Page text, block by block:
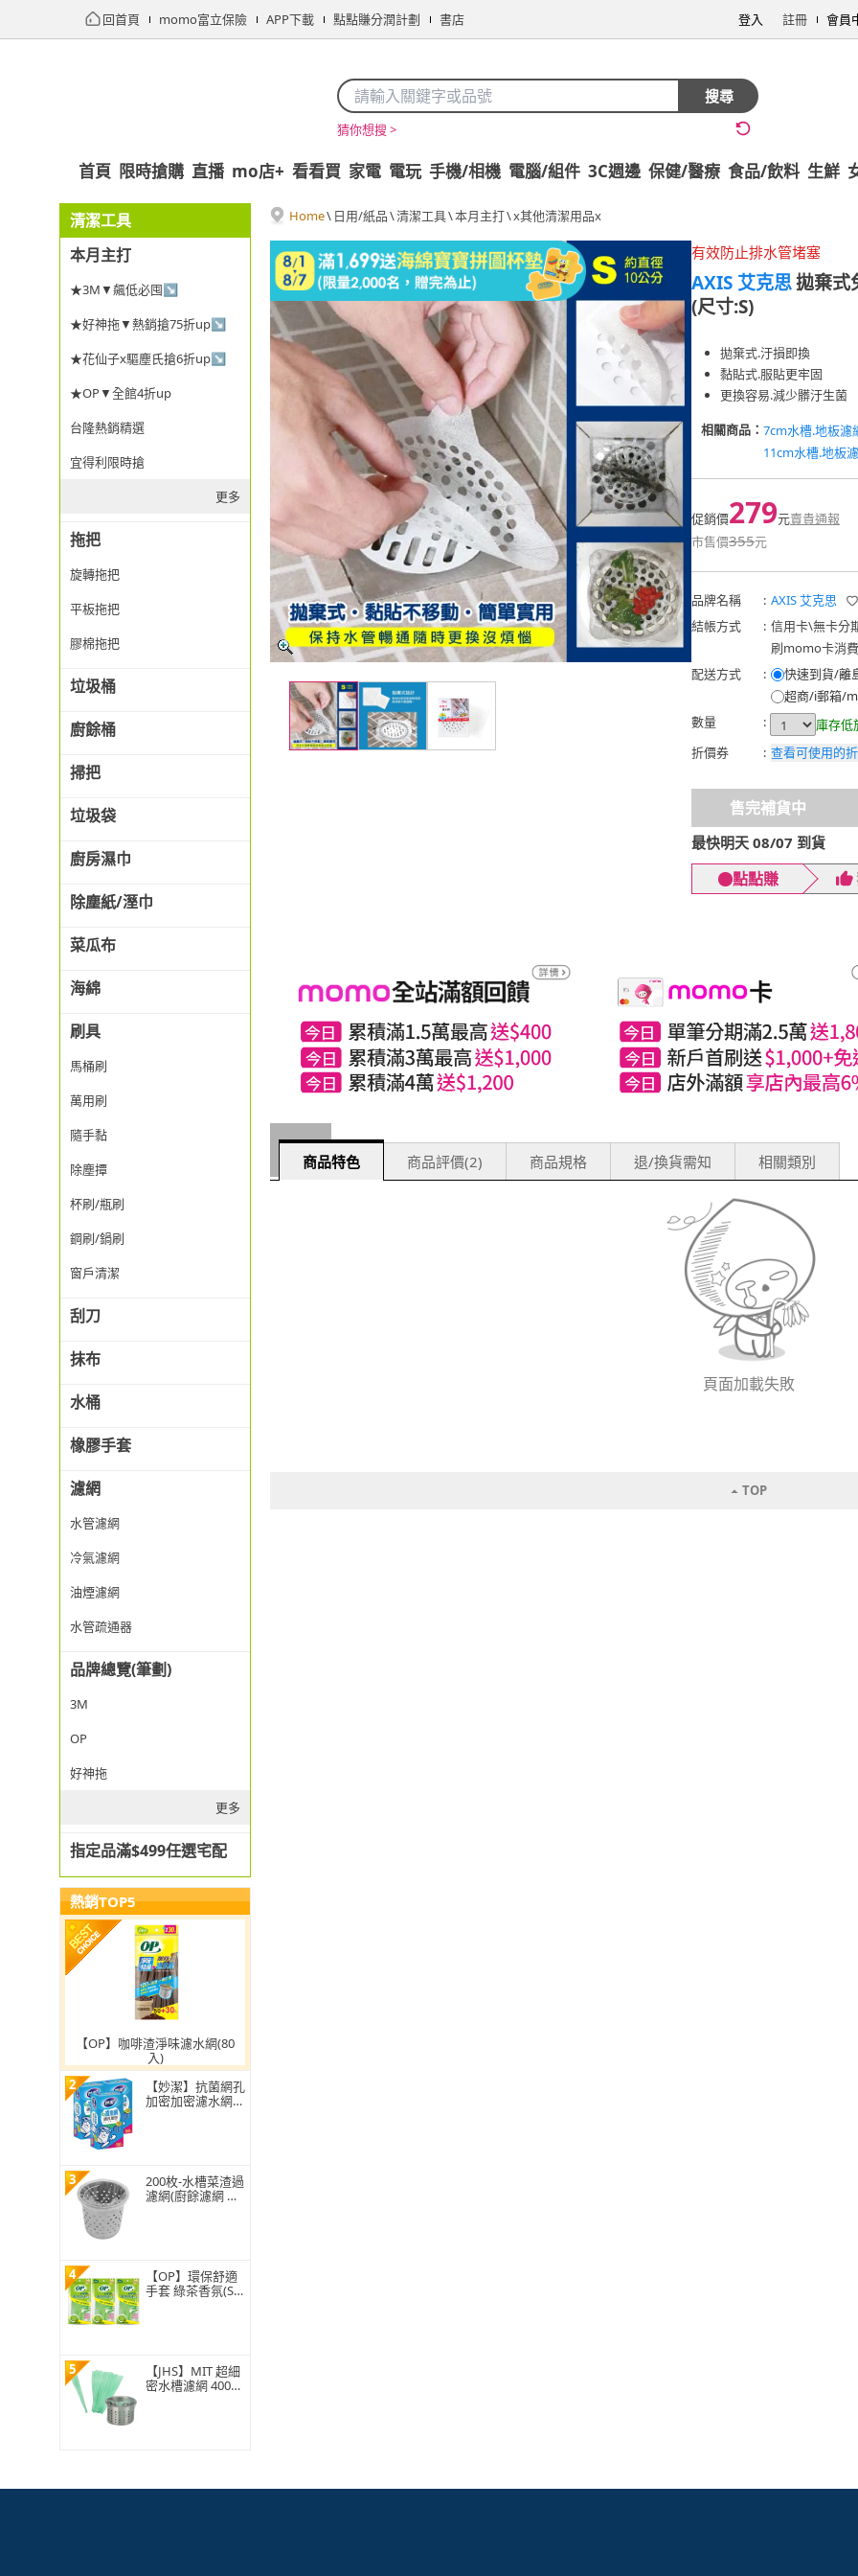
回首頁 momo富立保險 APP下載 點點賺分潤計劃 書店 登入 註冊 會員
搜尋
猜你想搜 >
首頁 限時搶購 直播 mo店+ 看看買 家電 電玩 手機/相機 電腦/組件 3C週邊 保健/醫療 食品/飲料 生鮮
清潔工具
本月主打
★3M▼飆低必囤↘
★好神拖▼熱銷搶75折up↘
★花仙子x驅塵氏搶6折up↘
★OP▼全館4折up
台隆熱銷精選
宜得利限時搶
更多
拖把
旋轉拖把
平板拖把
膠棉拖把
垃圾桶
廚餘桶
掃把
垃圾袋
廚房濕巾
除塵紙/溼巾
菜瓜布
海綿
刷具
馬桶刷
萬用刷
隨手黏
除塵撢
杯刷/瓶刷
鋼刷/鍋刷
窗戶清潔
刮刀
抹布
水桶
橡膠手套
濾網
水管濾網
冷氣濾網
油煙濾網
水管疏通器
品牌總覽(筆劃)
3M
OP
好神拖
更多
指定品滿$499任選宅配
熱銷TOP5
【OP】咖啡渣淨味濾水網(80
入)
2
【妙潔】抗菌網孔
加密加密濾水網-
3
200枚-水槽菜渣過
濾網(廚餘濾網 菜
4
【OP】環保舒適
手套 綠茶香氛(S/
5
【JHS】MIT 超細
密水槽濾網 400入
Home\ 日用/紙品\清潔工具\本月主打\x其他清潔用品x
有效防止排水管堵塞
AXIS 艾克思拋棄式
(尺寸:S)
拋棄式.汙損即換
黏貼式.服貼更牢固
更換容易.減少髒汙生菌
相關商品： 7cm水槽.地板濾
11cm水槽.地板
促銷價279元賣貴通報
市售價355元
品牌名稱 : AXIS 艾克思
結帳方式
: 信用卡\無卡分
刷momo卡消
配送方式
:
快速到貨/離
超商/i郵箱/
數量
:
庫存低
折價券
: 查看可使用的
售完補貨中
最快明天 08/07 到貨
點點賺
商品特色 商品評價(2) 商品規格 退/換貨需知 相關類別
頁面加載失敗
TOP